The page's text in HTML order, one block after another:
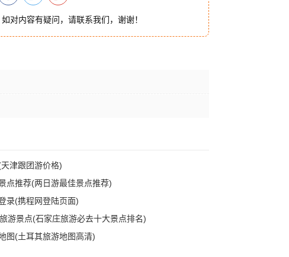
对内容有疑问，请联系我们，谢谢！
津跟团游价格)
点推荐(两日游最佳景点推荐)
录(携程网登陆页面)
游景点(石家庄旅游必去十大景点排名)
图(土耳其旅游地图高清)